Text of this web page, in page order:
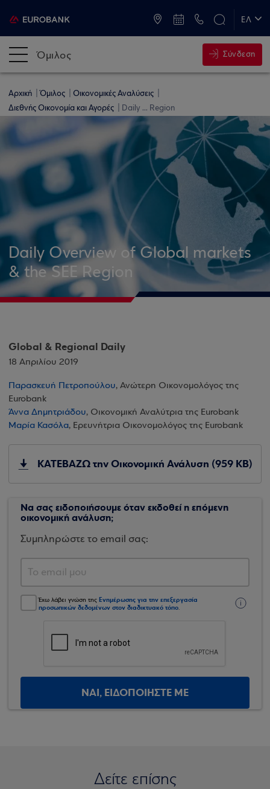
ΕΛ
Όμιλος Σύνδεση
Αρχική Όμιλος
Οικονομικές Αναλύσεις
Διεθνής Οικονομία και Αγορές
Daily ... Region
Daily Overview of Global markets
& the SEE Region
Global & Regional Daily
18 Απριλίου 2019
Παρασκευή Πετροπούλου, Ανώτερη Οικονομολόγος της
Eurobank
Άννα Δημητριάδου, Οικονομική Αναλύτρια της Eurobank
Μαρία Κασόλα, Ερευνήτρια Οικονομολόγος της Eurobank
ΚΑΤΕΒΑΖΩ την Οικονομική Ανάλυση (959 KB)
Να σας ειδοποιήσουμε όταν εκδοθεί η επόμενη
οικονομική ανάλυση;
Συμπληρώστε το email σας:
Έχω λάβει γνώση της Ενημέρωσης για την επεξεργασία
προσωπικών δεδομένων στον διαδικτυακό τόπο.
ΝΑΙ, ΕΙΔΟΠΟΙΗΣΤΕ ΜΕ
Δείτε επίσης